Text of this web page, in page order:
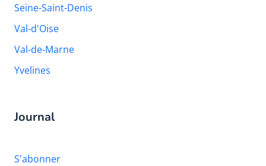
Seine-Saint-Denis
Val-d'Oise
Val-de-Marne
Yvelines
Journal
S'abonner